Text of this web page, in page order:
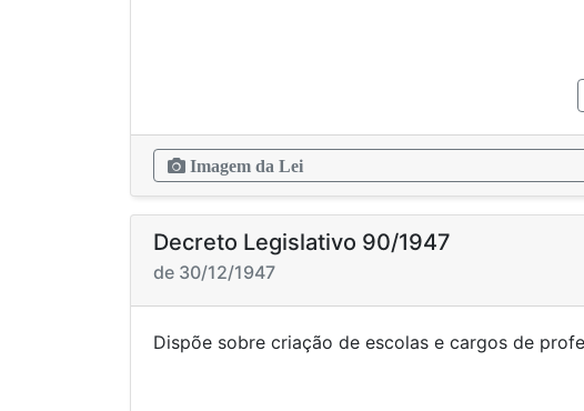
Imagem da Lei
Decreto Legislativo 90/1947
de 30/12/1947
Dispõe sobre criação de escolas e cargos